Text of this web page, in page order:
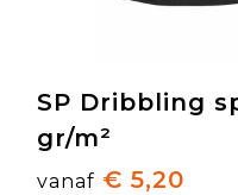
SP Dribbling
gr/m²
vanaf € 5,20